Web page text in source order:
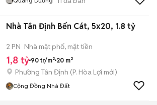
Nhà Tân Định Bến Cát, 5x20, 1.8 tỷ
2 PN Nhà mặt phố, mặt tiền
1,8 tỷ 90 tr/m² 20 m²
Phường Tân Định (P. Hòa Lợi mới)
Cộng Đồng Nhà Đất